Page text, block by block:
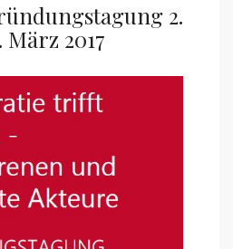
2.
März 2017